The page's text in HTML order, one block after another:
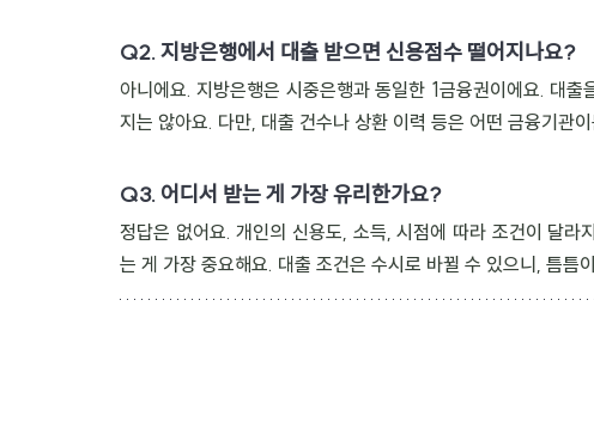
Q2. 지방은행에서 대출 받으면 신용점수 떨어지나요?
아니에요. 지방은행은 시중은행과 동일한 1금융권이에요. 대
지는 않아요. 다만, 대출 건수나 상환 이력 등은 어떤 금융기관
Q3. 어디서 받는 게 가장 유리한가요?
정답은 없어요. 개인의 신용도, 소득, 시점에 따라 조건이 달
는 게 가장 중요해요. 대출 조건은 수시로 바뀔 수 있으니, 틈틈